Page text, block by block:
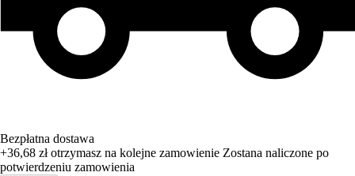
Bezpłatna dostawa
+36,68 złotrzymasz na kolejne zamowienie Zostana naliczone po
potwierdzeniu zamowienia